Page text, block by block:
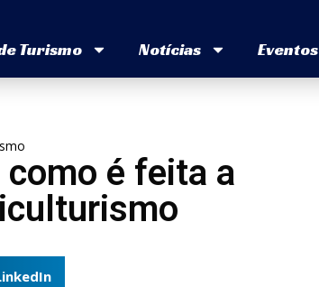
Turismo Notícias Eventos
é feita a